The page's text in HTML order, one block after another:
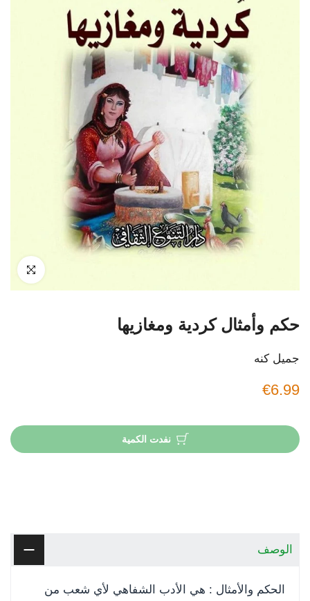
انقر للتكبير
حكم وأمثال كردية ومغازيها
جميل كنه
€6.99
نفدت الكمية
الوصف
الحكم والأمثال : هي الأدب الشفاهي لأي شعب من